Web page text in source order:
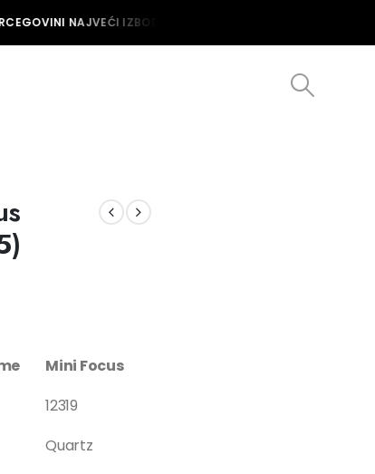
NAJVEĆI IZBOR MUŠKIH I ŽENSKIH SATOVA U
Mini Focus
12319
Quartz